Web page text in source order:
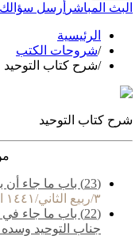
البث المباشر أرسل سؤالك
الرئيسية
/شروحات الكتب
/شرح كتاب التوحيد
شرح كتاب التوحيد
(23) باب ما جاء أن بعض هذه الأمة يعبد الأوثان
٣/ربيع الثاني/١٤٤١ الموافق ٣٠/نوفمبر/٢٠١٩
(22) باب ما جاء
جناب التوحيد